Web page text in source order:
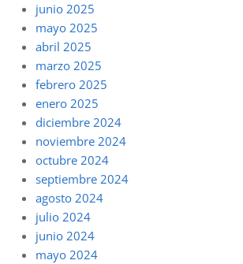
junio 2025
mayo 2025
abril 2025
marzo 2025
febrero 2025
enero 2025
diciembre 2024
noviembre 2024
octubre 2024
septiembre 2024
agosto 2024
julio 2024
junio 2024
mayo 2024